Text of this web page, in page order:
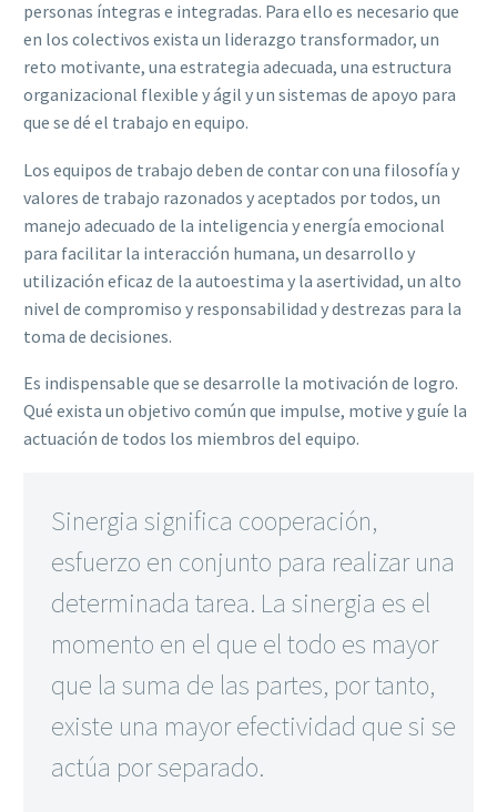
personas íntegras e integradas. Para ello es necesario que
en los colectivos exista un liderazgo transformador, un
reto motivante, una estrategia adecuada, una estructura
organizacional flexible y ágil y un sistemas de apoyo para
que se dé el trabajo en equipo.
Los equipos de trabajo deben de contar con una filosofía y
valores de trabajo razonados y aceptados por todos, un
manejo adecuado de la inteligencia y energía emocional
para facilitar la interacción humana, un desarrollo y
utilización eficaz de la autoestima y la asertividad, un alto
nivel de compromiso y responsabilidad y destrezas para la
toma de decisiones.
Es indispensable que se desarrolle la motivación de logro.
Qué exista un objetivo común que impulse, motive y guíe la
actuación de todos los miembros del equipo.
Sinergia significa cooperación,
esfuerzo en conjunto para realizar una
determinada tarea. La sinergia es el
momento en el que el todo es mayor
que la suma de las partes, por tanto,
existe una mayor efectividad que si se
actúa por separado.